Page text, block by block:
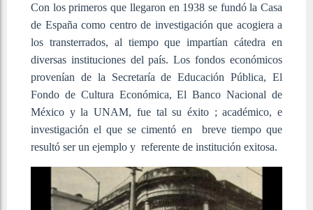
Con los primeros que llegaron en 1938 se fundó la Casa
de España como centro de investigación que acogiera a
los transterrados, al tiempo que impartían cátedra en
diversas instituciones del país. Los fondos económicos
provenían de la Secretaría de Educación Pública, El
Fondo de Cultura Económica, El Banco Nacional de
México y la UNAM, fue tal su éxito ; académico, e
investigación el que se cimentó en breve tiempo que
resultó ser un ejemplo y referente de institución exitosa.